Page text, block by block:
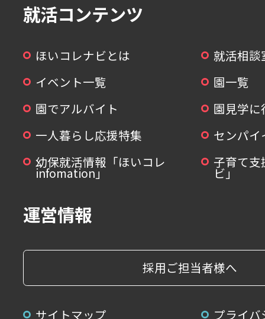
就活コンテンツ
ほいコレナビとは
就活相談
イベント一覧
園一覧
園でアルバイト
園見学
一人暮らし応援特集
センパ
幼保就活情報「ほいコレ
infomation」
子育て支
ビ」
運営情報
採用ご担当者様へ
サイトマップ
プライ